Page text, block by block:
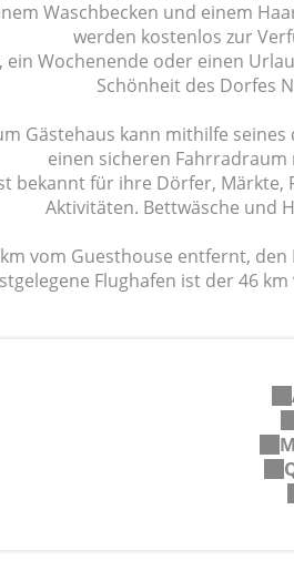
Waschbecken und einem
werden kostenlos zur
ein Wochenende oder einen
Schönheit des Dorfes
Gästehaus kann mithilfe
einen sicheren
bekannt für ihre Dörfer, Märkte,
Aktivitäten. Bettwäsche und
vom Guesthouse entfernt,
Flughafen ist der 46